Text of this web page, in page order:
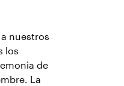
nuestros
los
de
La